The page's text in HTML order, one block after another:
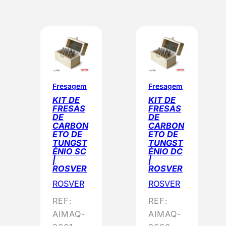
a
d
o
p
o
r
p
o
p
u
l
a
r
Fresagem
KIT DE
FRESAS
DE
CARBON
ETO DE
TUNGST
ÉNIO SC
|
ROSVER
ROSVER
REF:
AIMAQ-
Fresagem
KIT DE
FRESAS
DE
CARBON
ETO DE
TUNGST
ÉNIO DC
|
ROSVER
ROSVER
REF:
AIMAQ-